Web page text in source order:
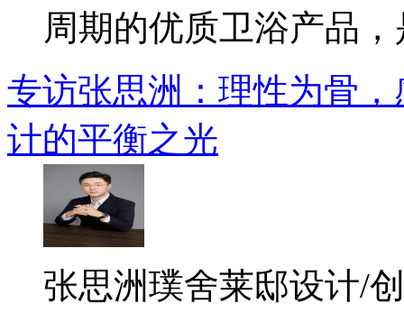
周期的优质卫浴产品，
专访张思洲：理性为骨
计的平衡之光
张思洲璞舍莱邸设计/